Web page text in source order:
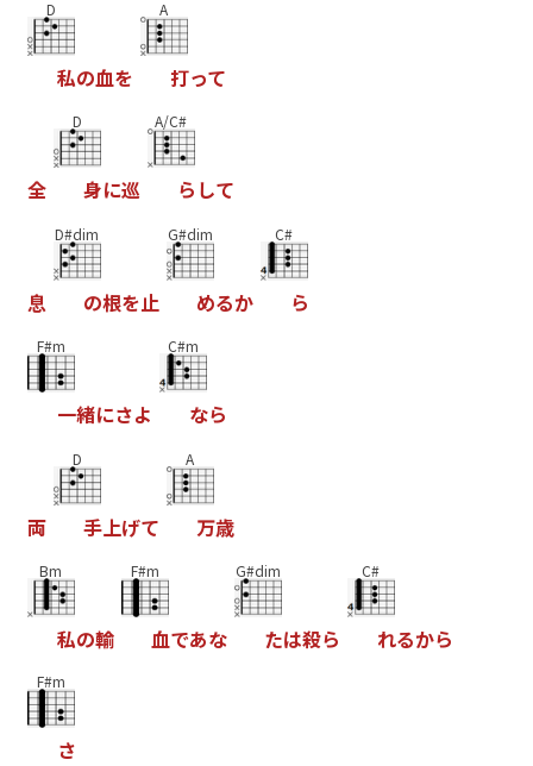
D
私の血を
A
打って
全
D
身に巡
A/C#
ら して
息
D#dim
の根を止
G#dim
めるか
C#
ら
F#m
一緒にさよ
C#m
なら
両
D
手上げて
A
万歳
Bm
私の輸
F#m
血であな
G#dim
たは殺ら
C#
れるから
F#m
さ